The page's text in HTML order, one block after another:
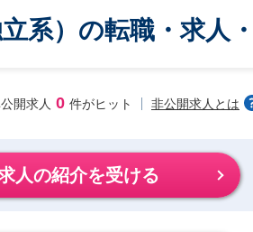
系）の転職・求人
開求人 0 件がヒット 非公開求人とは
人の紹介を受ける